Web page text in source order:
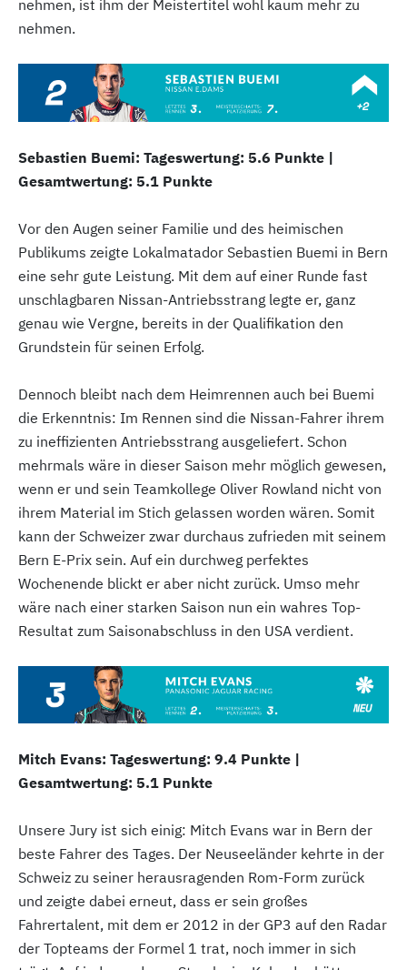
nehmen, ist ihm der Meistertitel wohl kaum mehr zu
nehmen.
Sebastien Buemi: Tageswertung: 5.6 Punkte |
Gesamtwertung: 5.1 Punkte
Vor den Augen seiner Familie und des heimischen
Publikums zeigte Lokalmatador Sebastien Buemi in Bern
eine sehr gute Leistung. Mit dem auf einer Runde fast
unschlagbaren Nissan-Antriebsstrang legte er, ganz
genau wie Vergne, bereits in der Qualifikation den
Grundstein für seinen Erfolg.
Dennoch bleibt nach dem Heimrennen auch bei Buemi
die Erkenntnis: Im Rennen sind die Nissan-Fahrer ihrem
zu ineffizienten Antriebsstrang ausgeliefert. Schon
mehrmals wäre in dieser Saison mehr möglich gewesen,
wenn er und sein Teamkollege Oliver Rowland nicht von
ihrem Material im Stich gelassen worden wären. Somit
kann der Schweizer zwar durchaus zufrieden mit seinem
Bern E-Prix sein. Auf ein durchweg perfektes
Wochenende blickt er aber nicht zurück. Umso mehr
wäre nach einer starken Saison nun ein wahres Top-
Resultat zum Saisonabschluss in den USA verdient.
Mitch Evans: Tageswertung: 9.4 Punkte |
Gesamtwertung: 5.1 Punkte
Unsere Jury ist sich einig: Mitch Evans war in Bern der
beste Fahrer des Tages. Der Neuseeländer kehrte in der
Schweiz zu seiner herausragenden Rom-Form zurück
und zeigte dabei erneut, dass er sein großes
Fahrertalent, mit dem er 2012 in der GP3 auf den Radar
der Topteams der Formel 1 trat, noch immer in sich